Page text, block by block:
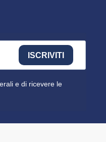
ISCRIVITI
e di ricevere le